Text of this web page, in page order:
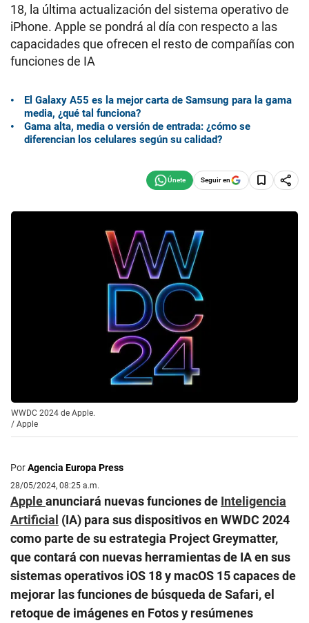
18, la última actualización del sistema operativo de
iPhone. Apple se pondrá al día con respecto a las
capacidades que ofrecen el resto de compañías con
funciones de IA
El Galaxy A55 es la mejor carta de Samsung para la gama
media, ¿qué tal funciona?
Gama alta, media o versión de entrada: ¿cómo se
diferencian los celulares según su calidad?
Seguir en
WWDC 2024 de Apple.
/ Apple
PorAgencia Europa Press
28/05/2024, 08:25 a.m.
Appleanunciará nuevas funciones de Inteligencia
Artificial (IA) para sus dispositivos en WWDC 2024
como parte de su estrategia Project Greymatter,
que contará con nuevas herramientas de IA en sus
sistemas operativos iOS 18 y macOS 15 capaces de
mejorar las funciones de búsqueda de Safari, el
retoque de imágenes en Fotos y resúmenes